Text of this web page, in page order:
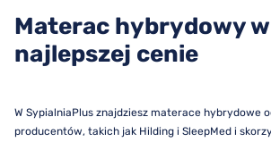
Materac hybrydowy w
najlepszej cenie
W SypialniaPlus znajdziesz materace hybrydowe
producentów, takich jak Hilding i SleepMed i